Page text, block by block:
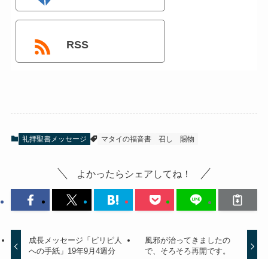
RSS
礼拝聖書メッセージ マタイの福音書 召し 賜物
よかったらシェアしてね！
成長メッセージ「ピリピ人
への手紙」19年9月4週分
風邪が治ってきましたの
で、そろそろ再開です。